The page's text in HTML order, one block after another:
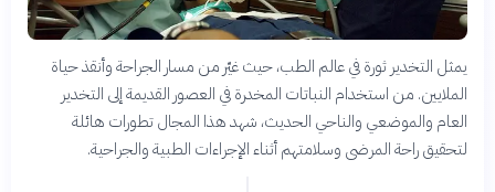
يمثل التخدير ثورة في عالم الطب، حيث غيّر من مسار الجراحة وأنقذ حياة
الملايين. من استخدام النباتات المخدرة في العصور القديمة إلى التخدير
العام والموضعي والناحي الحديث، شهد هذا المجال تطورات هائلة
لتحقيق راحة المرضى وسلامتهم أثناء الإجراءات الطبية والجراحية.